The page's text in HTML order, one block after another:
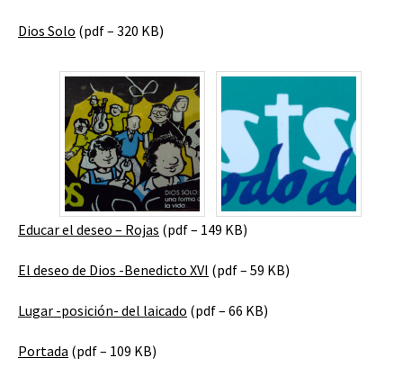
Dios Solo (pdf – 320 KB)
Educar el deseo – Rojas (pdf – 149 KB)
El deseo de Dios -Benedicto XVI (pdf – 59 KB)
Lugar -posición- del laicado (pdf – 66 KB)
Portada (pdf – 109 KB)